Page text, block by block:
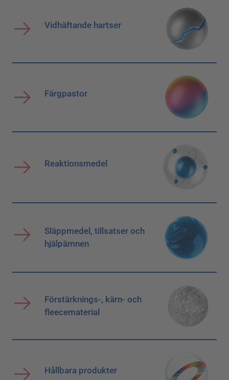
Vidhäftande hartser
Färgpastor
Reaktionsmedel
Släppmedel, tillsatser och
hjälpämnen
Förstärknings-, kärn- och
fleecematerial
Hållbara produkter